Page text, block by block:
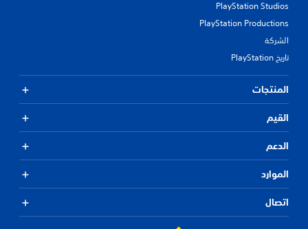
PlayStation Studios
PlayStation Productions
الشركة
تاريخ PlayStation
المنتجات
القيم
الدعم
الموارد
اتصال